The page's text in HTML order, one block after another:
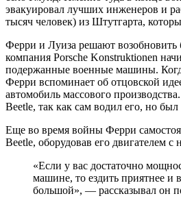
эвакуировал лучших инженеров и
тысяч человек) из Штутгарта,
Ферри и Луиза решают возобновить
компания Porsche Konstruktionen
подержанные военные машины.
Ферри вспоминает об отцовской
автомобиль массового
Beetle, так как сам водил его, но
Еще во время войны Ферри
Beetle, оборудовав его двигателем с
«Если у вас достаточно
машине, то ездить приятнее и
большой», — рассказывал он